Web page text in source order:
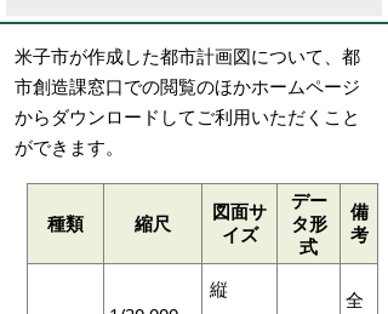
米子市が作成した都市計画図について、都
市創造課窓口での閲覧のほかホームページ
からダウンロードしてご利用いただくこと
ができます。
種類 縮尺
図面サ
イズ
デー
タ形
式
備
考
縦
全